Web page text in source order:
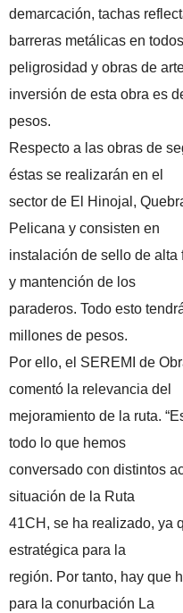
demarcación, tachas
barreras metálicas en
peligrosidad y obras de
inversión de esta obra es
pesos.
Respecto a las obras de
éstas se realizarán en el
sector de El Hinojal,
Pelicana y consisten en
instalación de sello de alta
y mantención de los
paraderos. Todo esto
millones de pesos.
Por ello, el SEREMI de
comentó la relevancia del
mejoramiento de la ruta.
todo lo que hemos
conversado con distintos
situación de la Ruta
41CH, se ha realizado, ya
estratégica para la
región. Por tanto, hay que
para la conurbación La